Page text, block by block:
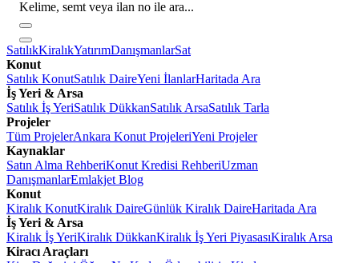
Kelime, semt veya ilan no ile ara...
SatılıkKiralıkYatırımDanışmanlarSat
Konut
Satılık KonutSatılık DaireYeni İlanlarHaritada Ara
İş Yeri & Arsa
Satılık İş YeriSatılık DükkanSatılık ArsaSatılık Tarla
Projeler
Tüm ProjelerAnkara Konut ProjeleriYeni Projeler
Kaynaklar
Satın Alma RehberiKonut Kredisi RehberiUzman
DanışmanlarEmlakjet Blog
Konut
Kiralık KonutKiralık DaireGünlük Kiralık DaireHaritada Ara
İş Yeri & Arsa
Kiralık İş YeriKiralık DükkanKiralık İş Yeri PiyasasıKiralık Arsa
Kiracı Araçları